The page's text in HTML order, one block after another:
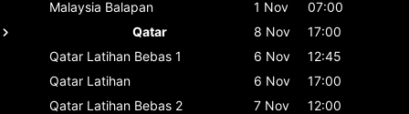
Malaysia Balapan 1 Nov
07:00
Qatar
8 Nov
17:00
Qatar Latihan Bebas 1 6 Nov
12:45
Qatar Latihan 6 Nov
17:00
Qatar Latihan Bebas 2 7 Nov
12:00